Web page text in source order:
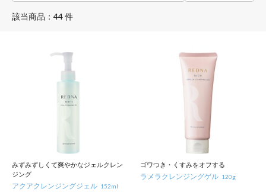
該当商品：44 件
みずみずしくて爽やかなジェルクレン
ジング
アクアクレンジングジェル 152ml
ゴワつき・くすみをオフする
ラメラクレンジングゲル 120g